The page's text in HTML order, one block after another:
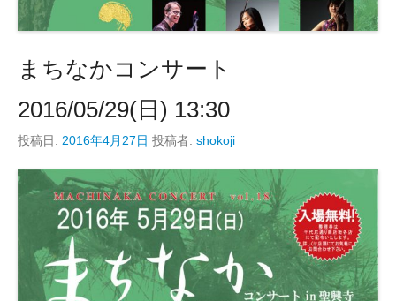
まちなかコンサート
2016/05/29(日) 13:30
投稿日: 2016年4月27日 投稿者: shokoji